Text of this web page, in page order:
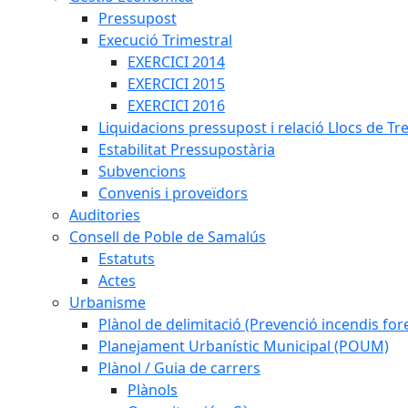
Pressupost
Execució Trimestral
EXERCICI 2014
EXERCICI 2015
EXERCICI 2016
Liquidacions pressupost i relació Llocs de
Estabilitat Pressupostària
Subvencions
Convenis i proveïdors
Auditories
Consell de Poble de Samalús
Estatuts
Actes
Urbanisme
Plànol de delimitació (Prevenció incendis
Planejament Urbanístic Municipal (POUM)
Plànol / Guia de carrers
Plànols